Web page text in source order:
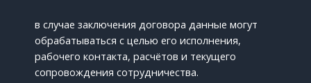
в случае заключения договора данные могут
обрабатываться с целью его исполнения,
рабочего контакта, расчётов и текущего
сопровождения сотрудничества.